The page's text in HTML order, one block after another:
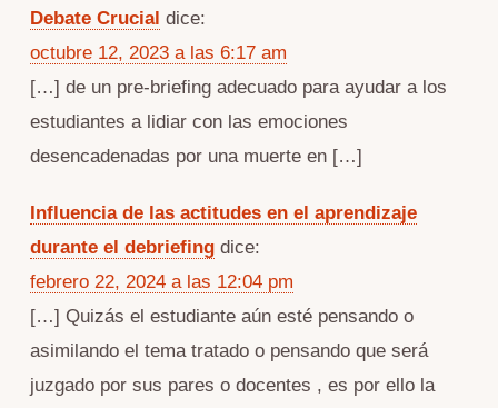
Debate Crucial dice:
octubre 12, 2023 a las 6:17 am
[…] de un pre-briefing adecuado para ayudar a los
estudiantes a lidiar con las emociones
desencadenadas por una muerte en […]
Influencia de las actitudes en el aprendizaje
durante el debriefing dice:
febrero 22, 2024 a las 12:04 pm
[…] Quizás el estudiante aún esté pensando o
asimilando el tema tratado o pensando que será
juzgado por sus pares o docentes , es por ello la